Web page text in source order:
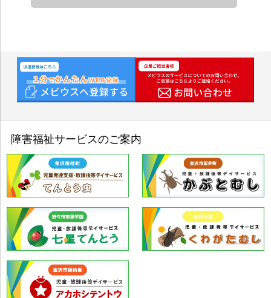
労先のご紹介、福利厚生・労務管理のため
②人材紹介事業での利用
応募者のお問合せ対応、ご登録、面接、就
申込者のお問合せ対応、利用手続き、福祉
サービスの運営管理のため
④採用応募者選考での利用
従業員としての採用選考のため（お問合せ
の回答を含む）
⑤従業員労務管理等での利用
人事、勤怠、給与、健康または傷病状況等
の社員の労務管理、福利厚生等のため
（２）保有個人データに該当しない個人データの
障害福祉サービスのご案内